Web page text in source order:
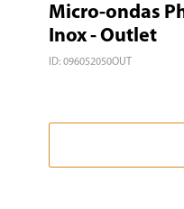
Micro-ondas
Inox - Outlet
ID: 096052050OUT